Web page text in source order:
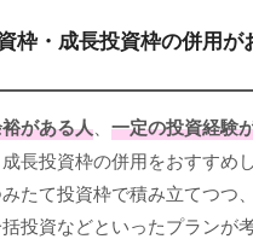
枠・成長投資枠の併用が
がある人 一定の投資経験
長投資枠の併用をおすすめし
たて投資枠で積み立てつつ
投資などといったプランが